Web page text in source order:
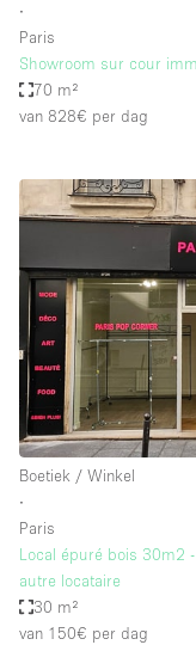
∙
Paris
Showroom sur cour
70 m²
van 828€ per dag
Boetiek / Winkel
∙
Paris
Local épuré bois 30m2
autre locataire
30 m²
van 150€ per dag